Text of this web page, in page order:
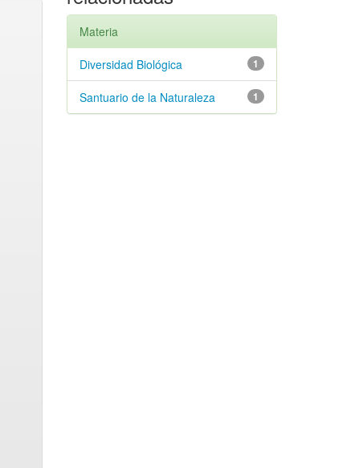
Materia
1
Diversidad Biológica
1
Santuario de la Naturaleza